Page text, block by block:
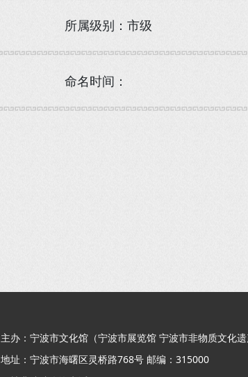
所属级别：市级
命名时间：
主办：宁波市文化馆（宁波市展览馆 宁波市非物质文化遗
地址：宁波市海曙区灵桥路768号 邮编：315000